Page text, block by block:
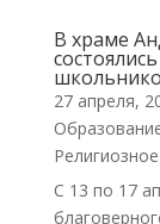
В храме
27 апреля,
С 13 по 17